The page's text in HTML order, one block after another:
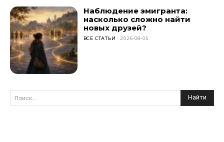
Наблюдение эмигранта:
насколько сложно найти
новых друзей?
ВСЕ СТАТЬИ 2026-08-05
Поиск... Найти